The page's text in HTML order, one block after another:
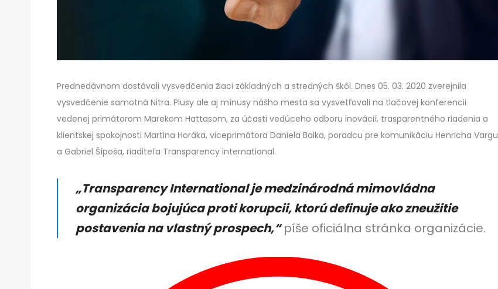
Prednedávnom dostávali vysvedčenia žiaci základných a stredných škôl. Dnes 05. 03. 2020 zverejnila
vysvedčenie samotná Nitra. Plusy ale aj mínusy nášho mesta sa vysvetľovali na tlačovej konferencii
vedenej primátorom Marekom Hattasom, za účasti vedúceho odboru inovácií, trasparentného riadenia a
klientskej spokojnosti Martina Horáka, viceprimátora Daniela Balka, poradcu pre komunikáciu Henricha Vargu
a Gabriel Šípoša, riaditeľa Transparency international.
„Transparency International je medzinárodná mimovládna
organizácia bojujúca proti korupcii, ktorú definuje ako zneužitie
postavenia na vlastný prospech,“píše oficiálna stránka organizácie.